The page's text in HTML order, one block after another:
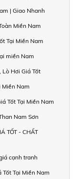
| Giao Nhanh
Miền Nam
Tại Miền Nam
miền Nam
Lò Hơi Giá Tốt
Miền Nam
Tốt Tại Miền Nam
Nam Sơn
TỐT - CHẤT
cạnh tranh
Tốt Tại Miền Nam